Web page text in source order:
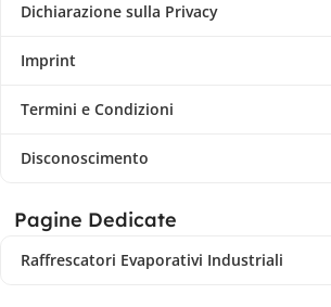
Dichiarazione sulla Privacy
Imprint
Termini e Condizioni
Disconoscimento
Pagine Dedicate
Raffrescatori Evaporativi Industriali